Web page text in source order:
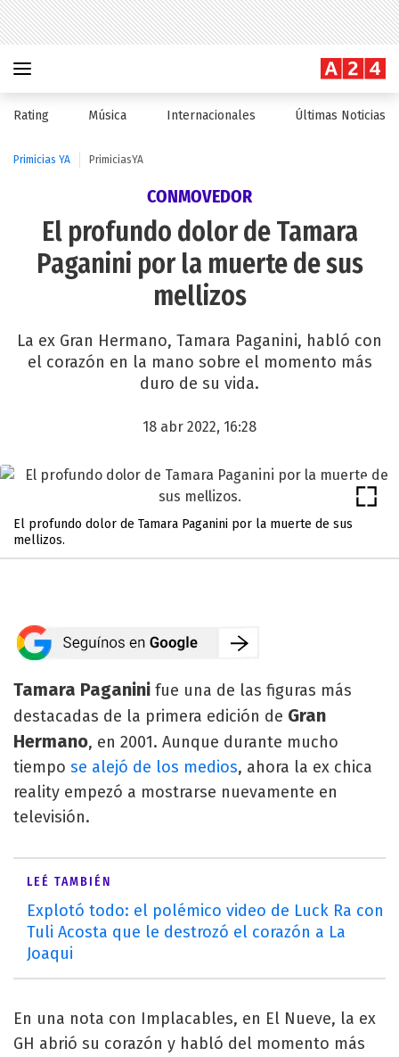
Rating Música Internacionales Últimas Noticias
Primicias YA PrimiciasYA
CONMOVEDOR
El profundo dolor de Tamara
Paganini por la muerte de sus
mellizos
La ex Gran Hermano, Tamara Paganini, habló con
el corazón en la mano sobre el momento más
duro de su vida.
18 abr 2022, 16:28
El profundo dolor de Tamara Paganini por la muerte de sus
mellizos.
Tamara Paganini fue una de las figuras más
destacadas de la primera edición de Gran
Hermano, en 2001. Aunque durante mucho
tiempo se alejó de los medios, ahora la ex chica
reality empezó a mostrarse nuevamente en
televisión.
LEÉ TAMBIÉN
Explotó todo: el polémico video de Luck Ra con
Tuli Acosta que le destrozó el corazón a La
Joaqui
En una nota con Implacables, en El Nueve, la ex
GH abrió su corazón y habló del momento más